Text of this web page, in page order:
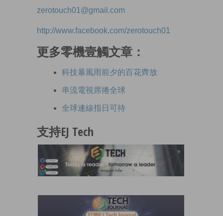
zerotouch01@gmail.com
http://www.facebook.com/zerotouch01
更多零機壹觸文章：
科技暴風雨前夕的百花齊放
串流電視席捲全球
全球連線指日可待
支持EJ Tech